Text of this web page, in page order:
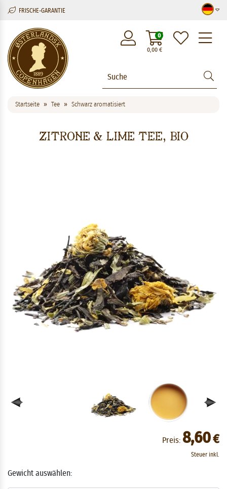
FRISCHE-GARANTIE
0,00€
0
Startseite Tee Schwarz aromatisiert
Zitrone & Lime Tee, bio
Preis: 8,60€
Steuer inkl.
Gewicht auswählen: